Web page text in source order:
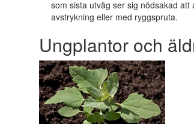
som sista utväg ser sig nödsakad
avstrykning eller med ryggspruta.
Ungplantor och